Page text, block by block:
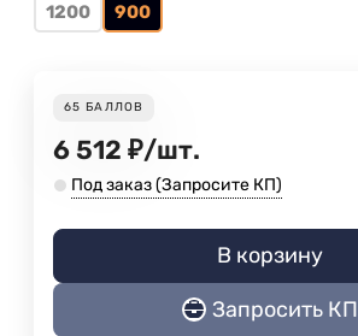
1200
900
65 БАЛЛОВ
6 512 ₽/шт.
Под заказ (Запросите КП)
В корзину
Запросить КП